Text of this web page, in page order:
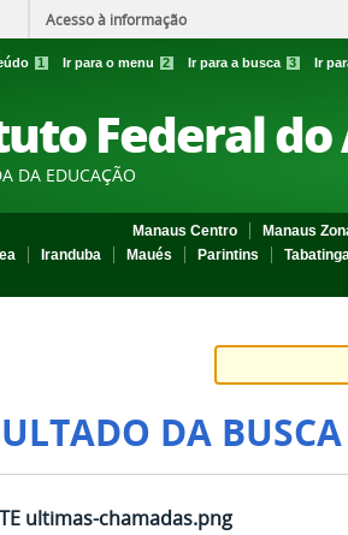
Acesso à informação
1 Ir para o menu 2 Ir para a busca 3 Ir
Federal do
DA EDUCAÇÃO
Manaus Centro Manaus
Iranduba Maués Parintins
DA BUSCA
ultimas-chamadas.png